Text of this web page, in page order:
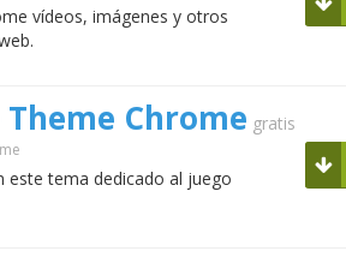
vídeos, imágenes y otros
Chrome gratis
este tema dedicado al juego